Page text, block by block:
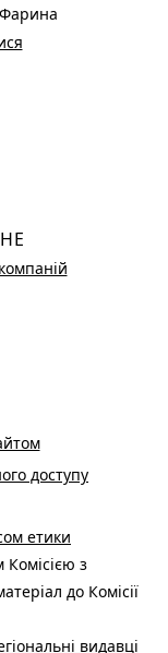
доступу
етики
з
до Комісії
видавці